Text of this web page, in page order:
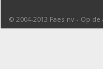
© 2004-2013 Faes nv - Op de